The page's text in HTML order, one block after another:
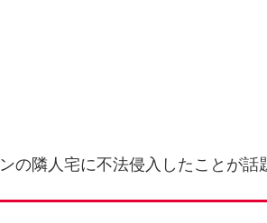
隣人宅に不法侵入したことが話